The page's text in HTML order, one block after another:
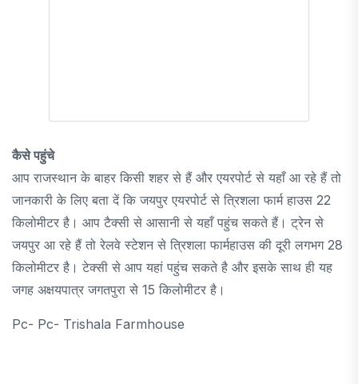
कैसे पहुंचे
आप राजस्थान के बाहर किसी शहर से हैं और एयरपोर्ट से यहाँ आ रहे हैं तो
जानकारी के लिए बता दें कि जयपुर एयरपोर्ट से त्रिशला फार्म हाउस 22
किलोमीटर है। आप टैक्सी से आसानी से यहाँ पहुंच सकते हैं। ट्रेन से
जयपुर आ रहे हैं तो रेलवे स्टेशन से त्रिशला फार्महाउस की दूरी लगभग 28
किलोमीटर है। टेक्सी से आप यहां पहुंच सकते है और इसके साथ ही यह
जगह अक्षयपात्र जगतपुरा से 15 किलोमीटर है।
Pc- Pc- Trishala Farmhouse